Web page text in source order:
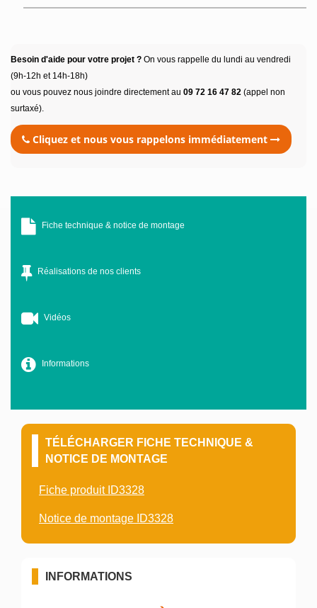
Besoin d'aide pour votre projet ? On vous rappelle du lundi au vendredi
(9h-12h et 14h-18h)
ou vous pouvez nous joindre directement au 09 72 16 47 82 (appel non
surtaxé).
Cliquez et nous vous rappelons immédiatement
Fiche technique & notice de montage
Réalisations de nos clients
Vidéos
Informations
TÉLÉCHARGER FICHE TECHNIQUE &
NOTICE DE MONTAGE
Fiche produit ID3328
Notice de montage ID3328
INFORMATIONS